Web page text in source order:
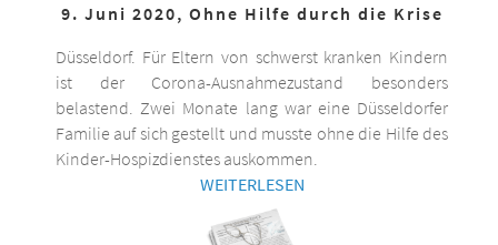
9. Juni 2020, Ohne Hilfe durch die Krise
Düsseldorf. Für Eltern von schwerst kranken Kindern
ist der Corona-Ausnahmezustand besonders
belastend. Zwei Monate lang war eine Düsseldorfer
Familie auf sich gestellt und musste ohne die Hilfe des
Kinder-Hospizdienstes auskommen.
WEITERLESEN